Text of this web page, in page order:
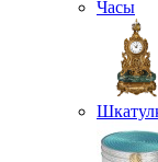
Часы